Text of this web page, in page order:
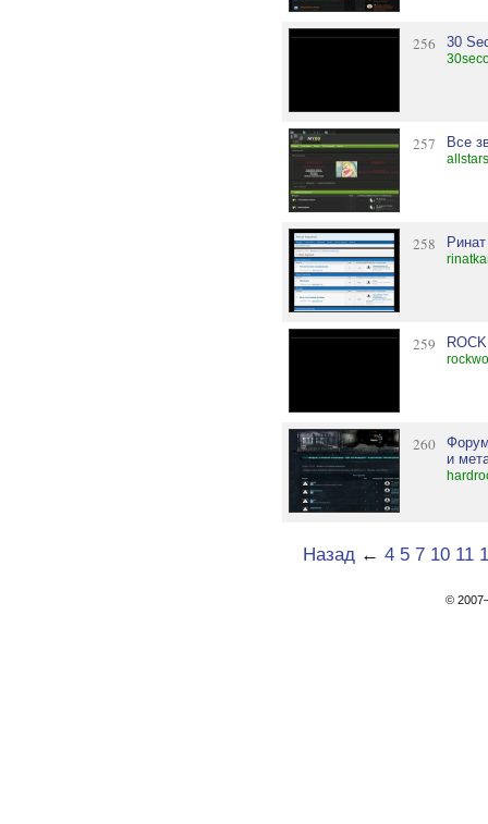
256 30
257 Все
258
259
260
и
Назад← 4 5 7 10 11
©